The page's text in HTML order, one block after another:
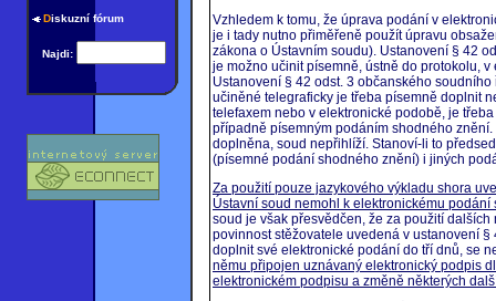
Diskuzní fórum
Najdi:
Vzhledem k tomu, že úprava podání v
je i tady nutno přiměřeně použít úpravu
zákona o Ústavním soudu). Ustanovení § 42
je možno učinit písemně, ústně do protokolu,
Ustanovení § 42 odst. 3 občanského
učiněné telegraficky je třeba písemně doplnit
telefaxem nebo v elektronické podobě, je
případně písemným podáním shodného
doplněna, soud nepřihlíží. Stanoví-li to
(písemné podání shodného znění) i jiných
Za použití pouze jazykového výkladu shora
Ústavní soud nemohl k elektronickému
soud je však přesvědčen, že za použití
povinnost stěžovatele uvedená v ustanovení
doplnit své elektronické podání do tří dnů, se
němu připojen uznávaný elektronický podpis
elektronickém podpisu a změně některých